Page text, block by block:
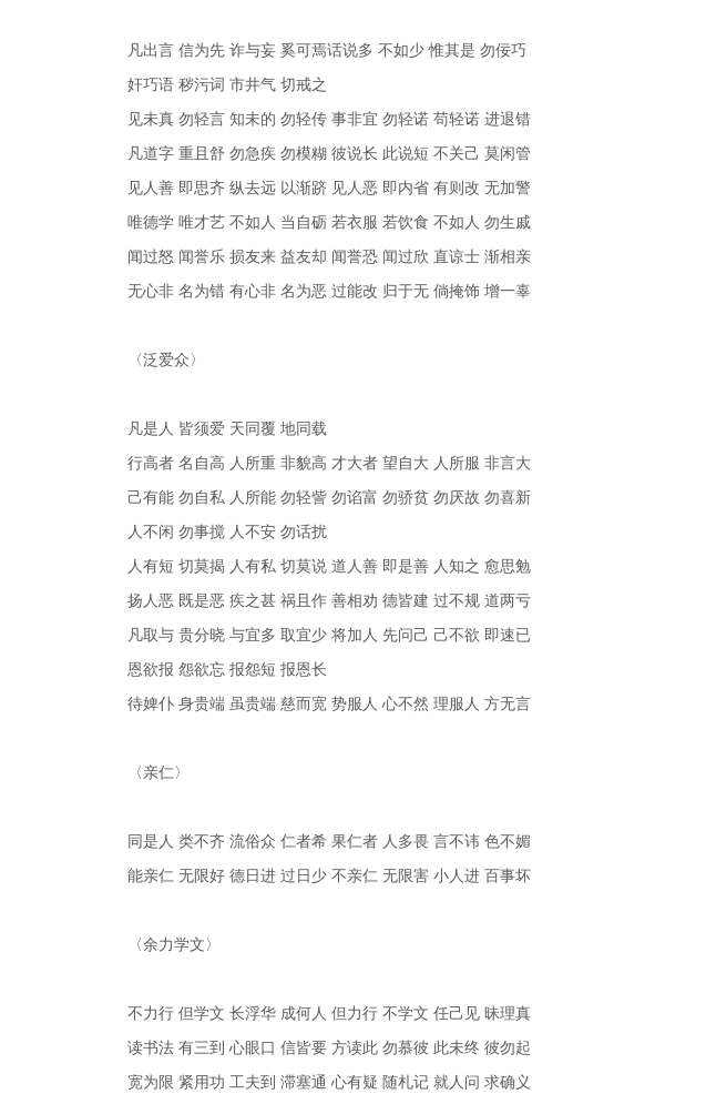
凡出言 信为先 诈与妄 奚可焉话说多 不如少 惟其是 勿佞巧
奸巧语 秽污词 市井气 切戒之
见未真 勿轻言 知未的 勿轻传 事非宜 勿轻诺 苟轻诺 进退错
凡道字 重且舒 勿急疾 勿模糊 彼说长 此说短 不关己 莫闲管
见人善 即思齐 纵去远 以渐跻 见人恶 即内省 有则改 无加警
唯德学 唯才艺 不如人 当自砺 若衣服 若饮食 不如人 勿生戚
闻过怒 闻誉乐 损友来 益友却 闻誉恐 闻过欣 直谅士 渐相亲
无心非 名为错 有心非 名为恶 过能改 归于无 倘掩饰 增一辜
〈泛爱众〉
凡是人 皆须爱 天同覆 地同载
行高者 名自高 人所重 非貌高 才大者 望自大 人所服 非言大
己有能 勿自私 人所能 勿轻訾 勿谄富 勿骄贫 勿厌故 勿喜新
人不闲 勿事搅 人不安 勿话扰
人有短 切莫揭 人有私 切莫说 道人善 即是善 人知之 愈思勉
扬人恶 既是恶 疾之甚 祸且作 善相劝 德皆建 过不规 道两亏
凡取与 贵分晓 与宜多 取宜少 将加人 先问己 己不欲 即速已
恩欲报 怨欲忘 报怨短 报恩长
待婢仆 身贵端 虽贵端 慈而宽 势服人 心不然 理服人 方无言
〈亲仁〉
同是人 类不齐 流俗众 仁者希 果仁者 人多畏 言不讳 色不媚
能亲仁 无限好 德日进 过日少 不亲仁 无限害 小人进 百事坏
〈余力学文〉
不力行 但学文 长浮华 成何人 但力行 不学文 任己见 昧理真
读书法 有三到 心眼口 信皆要 方读此 勿慕彼 此未终 彼勿起
宽为限 紧用功 工夫到 滞塞通 心有疑 随札记 就人问 求确义